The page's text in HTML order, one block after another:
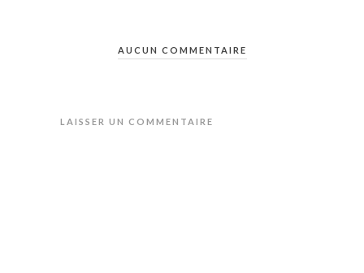
AUCUN COMMENTAIRE
LAISSER UN COMMENTAIRE